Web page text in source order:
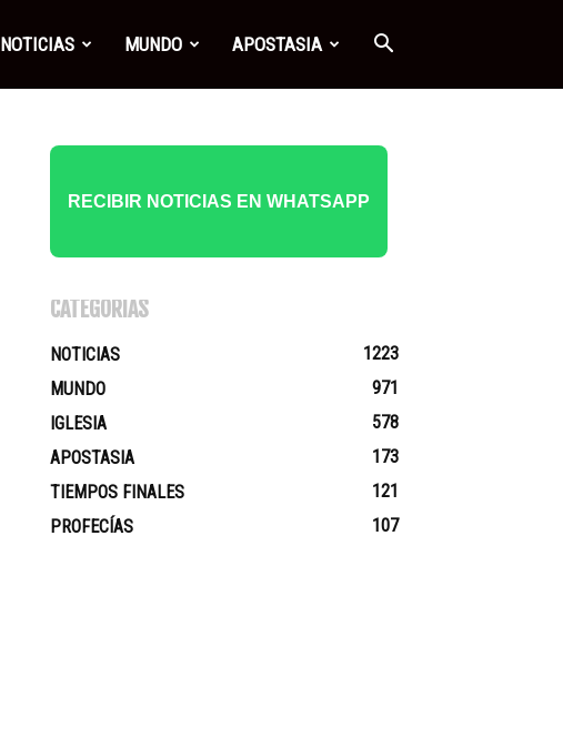
NOTICIAS MUNDO APOSTASIA
RECIBIR NOTICIAS EN WHATSAPP
CATEGORÍAS
NOTICIAS
1223
MUNDO
971
IGLESIA
578
APOSTASIA
173
TIEMPOS FINALES
121
PROFECÍAS
107